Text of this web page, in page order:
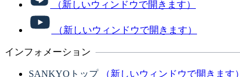
（新しいウィンドウで開きます）
（新しいウィンドウで開きます）
インフォメーション
SANKYOトップ
（新しいウィンドウで開きます）